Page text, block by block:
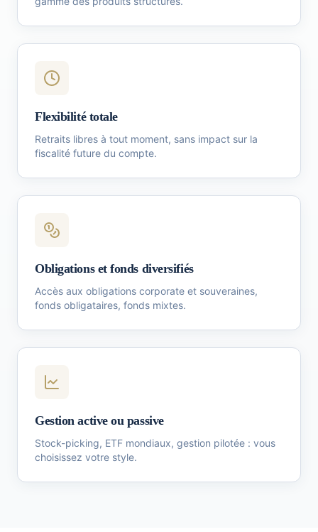
Flexibilité totale
Retraits libres à tout moment, sans impact sur la
fiscalité future du compte.
Obligations et fonds diversifiés
Accès aux obligations corporate et souveraines,
fonds obligataires, fonds mixtes.
Gestion active ou passive
Stock-picking, ETF mondiaux, gestion pilotée : vous
choisissez votre style.